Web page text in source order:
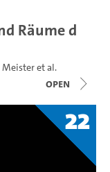
Räume d
Meisteret al.
open
22